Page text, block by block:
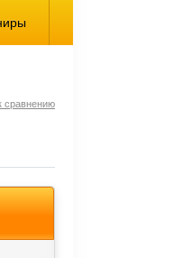
сравнению